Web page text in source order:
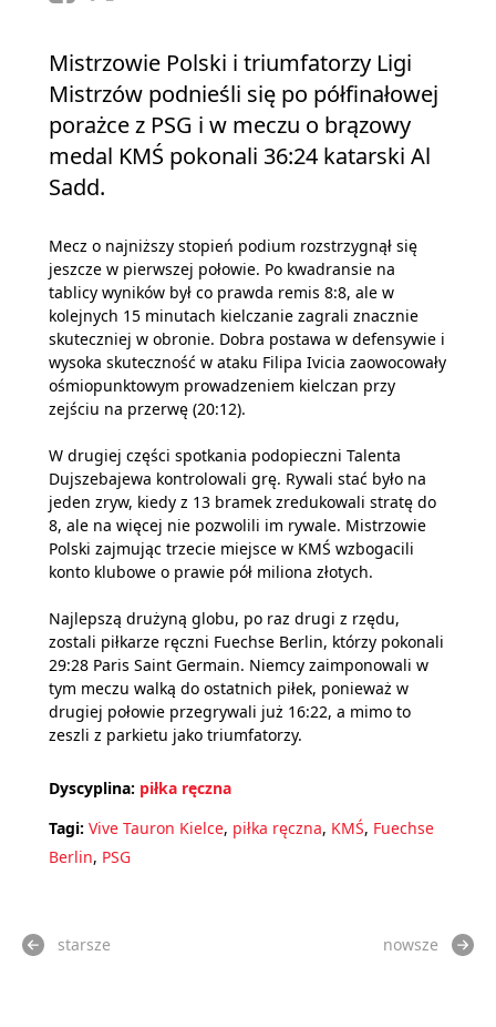
Mistrzowie Polski i triumfatorzy Ligi
Mistrzów podnieśli się po półfinałowej
porażce z PSG i w meczu o brązowy
medal KMŚ pokonali 36:24 katarski Al
Sadd.
Mecz o najniższy stopień podium rozstrzygnął się
jeszcze w pierwszej połowie. Po kwadransie na
tablicy wyników był co prawda remis 8:8, ale w
kolejnych 15 minutach kielczanie zagrali znacznie
skuteczniej w obronie. Dobra postawa w defensywie i
wysoka skuteczność w ataku Filipa Ivicia zaowocowały
ośmiopunktowym prowadzeniem kielczan przy
zejściu na przerwę (20:12).
W drugiej części spotkania podopieczni Talenta
Dujszebajewa kontrolowali grę. Rywali stać było na
jeden zryw, kiedy z 13 bramek zredukowali stratę do
8, ale na więcej nie pozwolili im rywale. Mistrzowie
Polski zajmując trzecie miejsce w KMŚ wzbogacili
konto klubowe o prawie pół miliona złotych.
Najlepszą drużyną globu, po raz drugi z rzędu,
zostali piłkarze ręczni Fuechse Berlin, którzy pokonali
29:28 Paris Saint Germain. Niemcy zaimponowali w
tym meczu walką do ostatnich piłek, ponieważ w
drugiej połowie przegrywali już 16:22, a mimo to
zeszli z parkietu jako triumfatorzy.
Dyscyplina: piłka ręczna
Tagi: Vive Tauron Kielce, piłka ręczna, KMŚ, Fuechse
Berlin, PSG
starsze nowsze